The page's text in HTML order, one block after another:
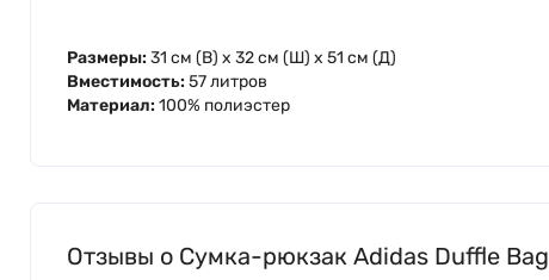
Размеры: 31 см (В) x 32 см (Ш) x 51 см (Д)
Вместимость: 57 литров
Материал: 100% полиэстер
Отзывы о Сумка-рюкзак Adidas Duffle